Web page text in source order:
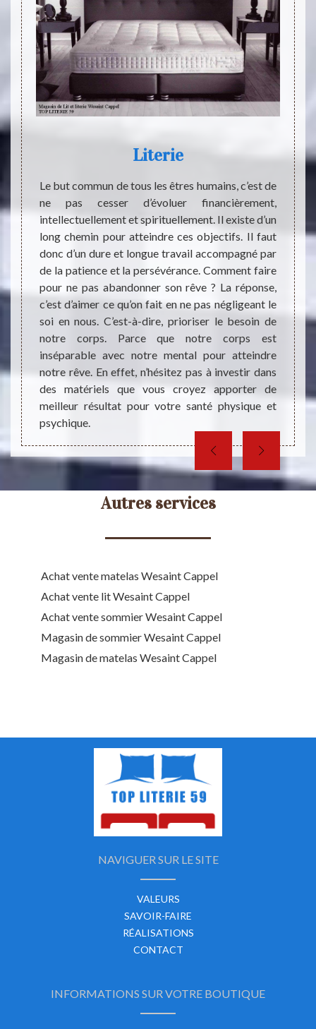
des
Ce
les
et
de
Literie
Le but commun de tous les êtres humains, c’est de
ne pas cesser d’évoluer financièrement,
intellectuellement et spirituellement. Il existe d’un
long chemin pour atteindre ces objectifs. Il faut
donc d’un dure et longue travail accompagné par
de la patience et la persévérance. Comment faire
pour ne pas abandonner son rêve ? La réponse,
c’est d’aimer ce qu’on fait en ne pas négligeant le
soi en nous. C’est-à-dire, prioriser le besoin de
notre corps. Parce que notre corps est
inséparable avec notre mental pour atteindre
notre rêve. En effet, n’hésitez pas à investir dans
des matériels que vous croyez apporter de
meilleur résultat pour votre santé physique et
psychique.
lit.
Autres services
Achat vente matelas Wesaint Cappel
Achat vente lit Wesaint Cappel
Achat vente sommier Wesaint Cappel
Magasin de sommier Wesaint Cappel
Magasin de matelas Wesaint Cappel
NAVIGUER SUR LE SITE
VALEURS
SAVOIR-FAIRE
RÉALISATIONS
CONTACT
INFORMATIONS SUR VOTRE BOUTIQUE